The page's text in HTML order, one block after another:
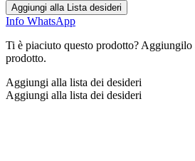
Aggiungi alla Lista desideri
Info WhatsApp
Ti è piaciuto questo prodotto?
prodotto.
Aggiungi alla lista dei desideri
Aggiungi alla lista dei desideri